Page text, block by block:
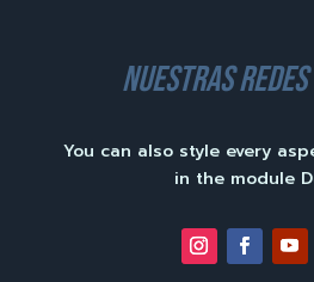
nuestras
You can also style every
in the module